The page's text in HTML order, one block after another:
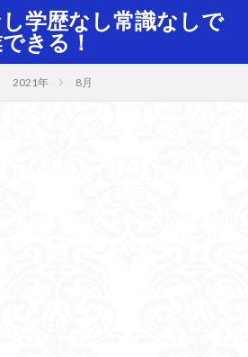
学歴なし常識なしで
きる！
2021年 8月